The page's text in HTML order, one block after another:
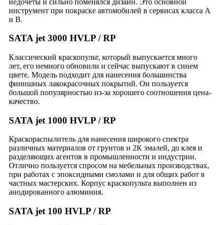
инструмент при покраске автомобилей в сервисах класса А
и В.
SATA jet 3000 HVLP / RP
Классический краскопульт, который выпускается много
лет, его немного обновили и сейчас выпускают в синем
цвете. Модель подходит для нанесения большинства
финишных лакокрасочных покрытий. Он пользуется
большой популярностью из-за хорошего соотношения цена-
качество.
SATA jet 1000 HVLP / RP
Краскораспылитель для нанесения широкого спектра
различных материалов от грунтов и 2К эмалей, до клея и
разделяющих агентов в промышленности и индустрии.
Отлично пользуется спросом на мебельных производствах,
при работах с эпоксидными смолами и для общих работ в
частных мастерских. Корпус краскопульта выполнен из
анодированного алюминия.
SATA jet 100 HVLP / RP